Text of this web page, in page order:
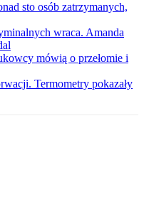
sto osób zatrzymanych,
wraca. Amanda
mówią o przełomie i
Termometry pokazały